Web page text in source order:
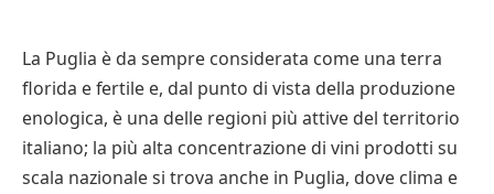
La Puglia è da sempre considerata come una terra
florida e fertile e, dal punto di vista della produzione
enologica, è una delle regioni più attive del territorio
italiano; la più alta concentrazione di vini prodotti su
scala nazionale si trova anche in Puglia, dove clima e